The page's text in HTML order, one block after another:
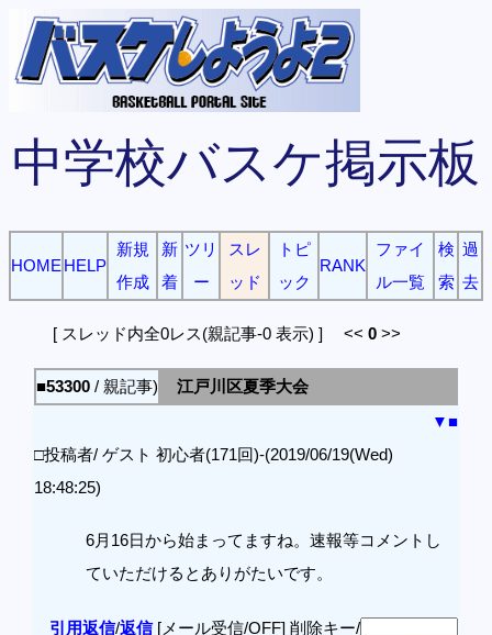
中学校バスケ掲示板
HOME HELP
新規
作成
新
着
ツリ
ー
スレ
ッド
トピ
ック
RANK
ファイ
ル一覧
検
索
過
去
[ スレッド内全0レス(親記事-0 表示) ] << 0 >>
■53300 / 親記事)
江戸川区夏季大会
▼■
□投稿者/ ゲスト 初心者(171回)-(2019/06/19(Wed)
18:48:25)
6月16日から始まってますね。速報等コメントし
ていただけるとありがたいです。
引用返信/返信[メール受信/OFF] 削除キー/